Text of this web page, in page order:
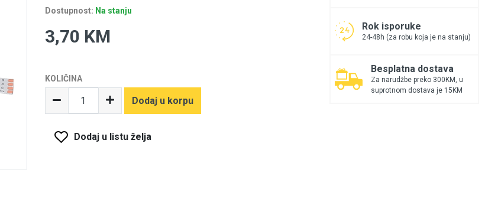
Dostupnost: Na stanju
3,70 KM
KOLIČINA
Dodaj u korpu
Dodaj u listu želja
Rok isporuke
24-48h (za robu koja je na stanju)
Besplatna dostava
Za narudžbe preko 300KM, u
suprotnom dostava je 15KM